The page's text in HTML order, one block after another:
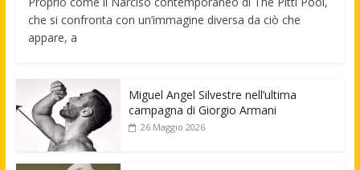
che si confronta con un’immagine diversa da ciò che
appare, a
Miguel Angel Silvestre nell’ultima
campagna di Giorgio Armani
26 Maggio 2026